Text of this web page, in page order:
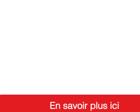
En savoir plus ici